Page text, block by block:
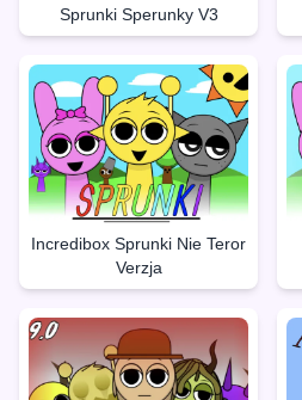
Sprunki Sperunky V3
Incredibox Sprunki Nie Teror
Verzja